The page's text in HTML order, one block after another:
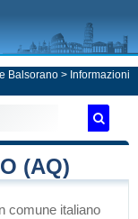
Balsorano > Informazioni
(AQ)
comune italiano